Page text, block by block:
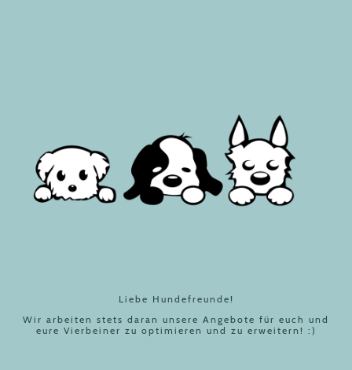
Liebe Hundefreunde!
Wir arbeiten stets daran unsere Angebote für euch und
eure Vierbeiner zu optimieren und zu erweitern! :)